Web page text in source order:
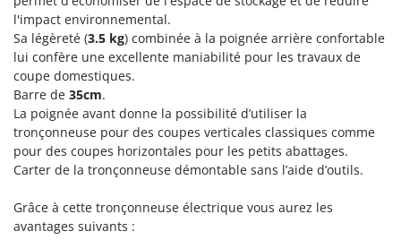
Perches Élagueuses
Pétrins à Spirale
Piscines
Planteuses de pommes de terre pour tracteur
Plateaux de coupe pour tracteur
Plumeuses
Pompes d'irrigation à tracteur
Pompes immergées électriques
Francini
G
G3 Ferrari
Gardena
Garofalo
GeoTech
GeoTech Pro
Gierre
Ginko - MGM
l'impact environnemental.
Sa légèreté (3.5 kg) combinée à la poignée arrière confortable
lui confère une excellente maniabilité pour les travaux de
coupe domestiques.
Barre de 35cm.
La poignée avant donne la possibilité d’utiliser la
tronçonneuse pour des coupes verticales classiques comme
pour des coupes horizontales pour les petits abattages.
Carter de la tronçonneuse démontable sans l’aide d’outils.
Grâce à cette tronçonneuse électrique vous aurez les
avantages suivants :